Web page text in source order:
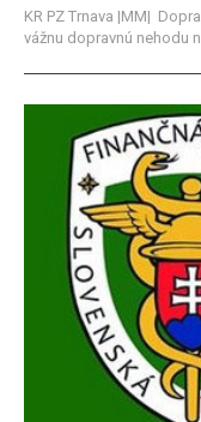
KR PZ Trnava |MM|
vážnu dopravnú nehodu